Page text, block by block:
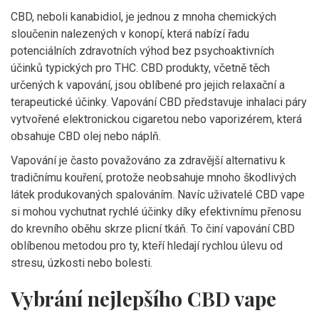
CBD, neboli kanabidiol, je jednou z mnoha chemických
sloučenin nalezených v konopí, která nabízí řadu
potenciálních zdravotních výhod bez psychoaktivních
účinků typických pro THC. CBD produkty, včetně těch
určených k vapování, jsou oblíbené pro jejich relaxační a
terapeutické účinky. Vapování CBD představuje inhalaci páry
vytvořené elektronickou cigaretou nebo vaporizérem, která
obsahuje CBD olej nebo náplň.
Vapování je často považováno za zdravější alternativu k
tradičnímu kouření, protože neobsahuje mnoho škodlivých
látek produkovaných spalováním. Navíc uživatelé CBD vape
si mohou vychutnat rychlé účinky díky efektivnímu přenosu
do krevního oběhu skrze plicní tkáň. To činí vapování CBD
oblíbenou metodou pro ty, kteří hledají rychlou úlevu od
stresu, úzkosti nebo bolesti.
Vybrání nejlepšího CBD vape